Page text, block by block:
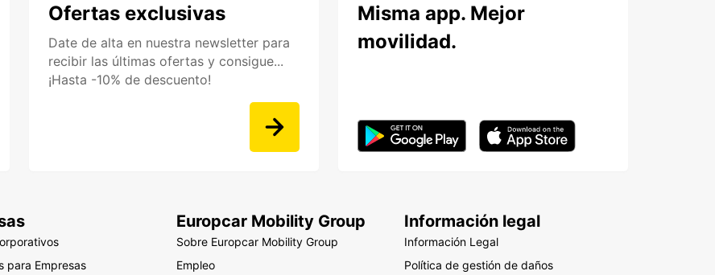
Ofertas exclusivas
Date de alta en nuestra newsletter para
recibir las últimas ofertas y consigue...
¡Hasta -10% de descuento!
Misma app. Mejor
movilidad.
para Empresas
Europcar Mobility Group
Sobre Europcar Mobility Group
Empleo
Información legal
Información Legal
Política de gestión de daños